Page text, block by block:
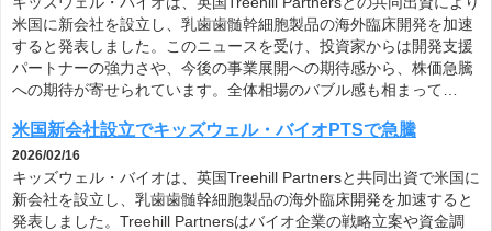
米国に新会社を設立し、乳歯歯髄幹細胞製品の海外臨床開発を加速
すると発表しました。このニュースを受け、投資家からは開発支援
パートナーの強力さや、今後の事業展開への期待感から、株価急騰
への期待が寄せられています。全体相場のバブル感も相まって…
米国新会社設立でキッズウェル・バイオPTSで急騰
2026/02/16
キッズウェル・バイオは、英国Treehill Partnersと共同出資で米国に
新会社を設立し、乳歯歯髄幹細胞製品の海外臨床開発を加速すると
発表しました。Treehill Partnersはバイオ企業の戦略立案や資金調